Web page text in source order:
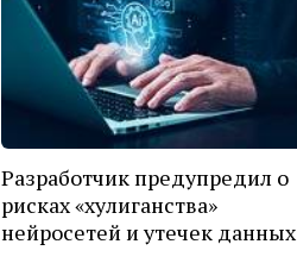
Разработчик предупредил о
рисках «хулиганства»
нейросетей и утечек данных